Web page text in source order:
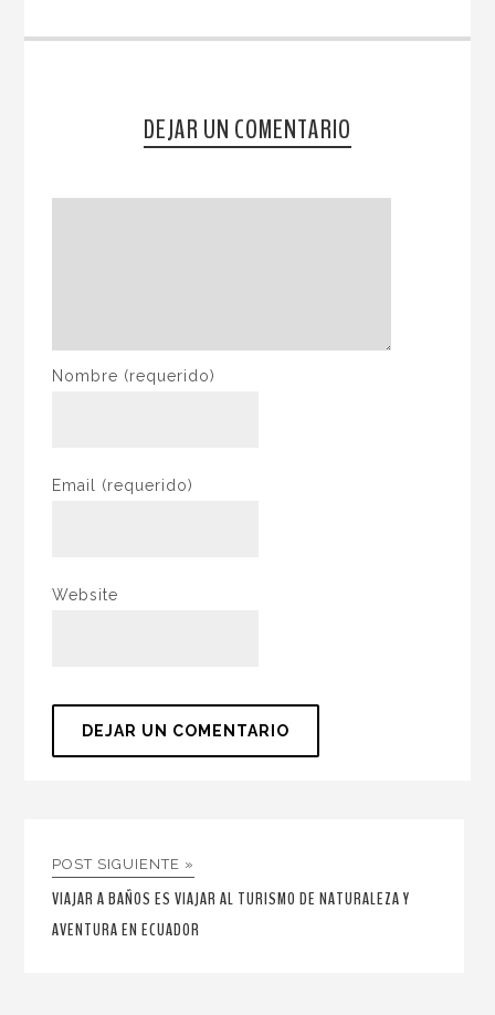
DEJAR UN COMENTARIO
Nombre (requerido)
Email (requerido)
Website
POST SIGUIENTE »
VIAJAR A BAÑOS ES VIAJAR AL TURISMO DE NATURALEZA Y
AVENTURA EN ECUADOR